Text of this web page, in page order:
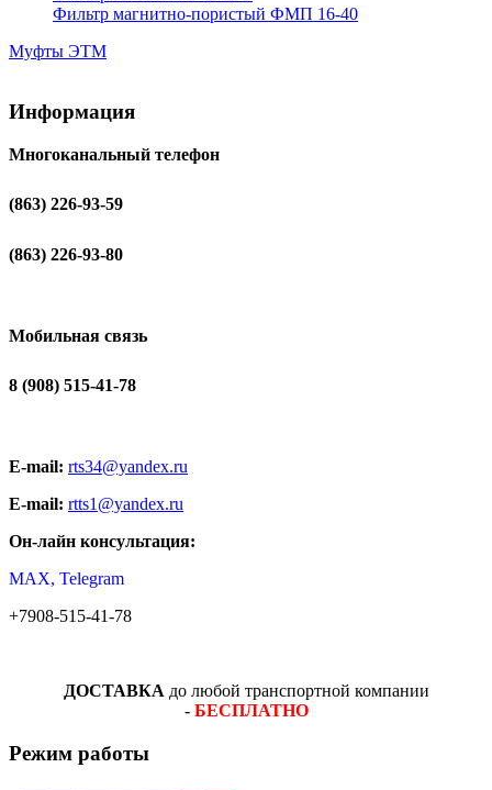
Фильтр магнитно-пористый ФМП 16-40
Муфты ЭТМ
Информация
Многоканальный телефон
(863) 226-93-59
(863) 226-93-80
Мобильная связь
8 (908) 515-41-78
E-mail: rts34@yandex.ru
E-mail: rtts1@yandex.ru
Он-лайн консультация:
MAX, Telegram
+7908-515-41-78
ДОСТАВКА до любой транспортной компании
- БЕСПЛАТНО
Режим работы